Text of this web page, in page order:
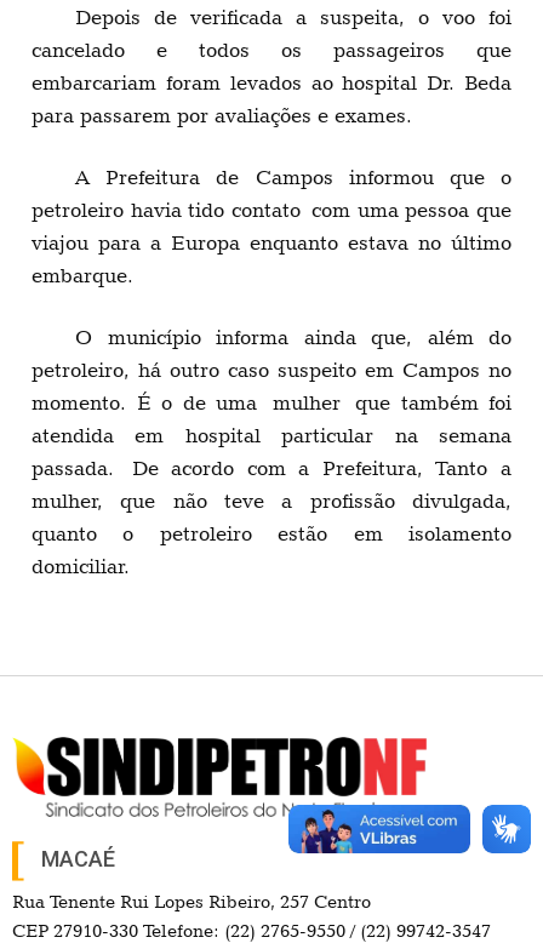
Depois de verificada a suspeita, o voo foi
cancelado e todos os passageiros que
embarcariam foram levados ao hospital Dr. Beda
para passarem por avaliações e exames.
A Prefeitura de Campos informou que o
petroleiro havia tido contatocom uma pessoa que
viajou para a Europa enquanto estava no último
embarque.
O município informa ainda que, além do
petroleiro, há outro caso suspeito em Campos no
momento. É o de uma
mulher que também foi
atendida em hospital particular na semana
passada. De acordo com a Prefeitura, Tanto a
mulher, que não teve a profissão divulgada,
quanto o petroleiro estão em isolamento
domiciliar.
MACAÉ
Rua Tenente Rui Lopes Ribeiro, 257 Centro
CEP 27910-330 Telefone: (22) 2765-9550 / (22) 99742-3547